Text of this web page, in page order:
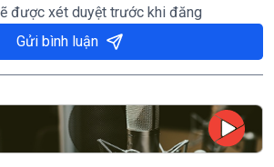
được xét duyệt trước khi đăng
Gửi bình luận